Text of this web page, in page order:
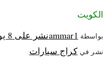
الكويت
بواسطة ammar1نشر على 8 يونيو، 2020
نشر في كراج سيارات